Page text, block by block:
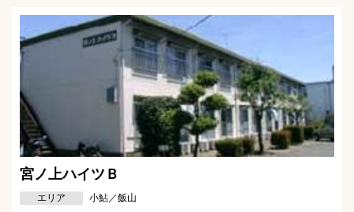
宮ノ上ハイツＢ
エリア
小鮎／飯山